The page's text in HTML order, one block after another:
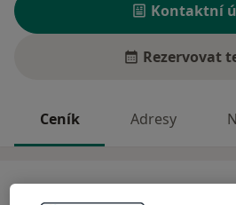
Kontaktní
Rezervovat
Ceník Adresy